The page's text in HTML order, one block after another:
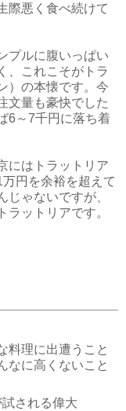
際悪く食べ続けて
プルに腹いっぱい
、これこそがトラ
）の本懐です。今
文量も豪快でした
6～7千円に落ち着
にはトラットリア
円を余裕を超えて
ゃないですが、
ットリアです。
料理に出遭うこと
なに高くないこと
される偉大